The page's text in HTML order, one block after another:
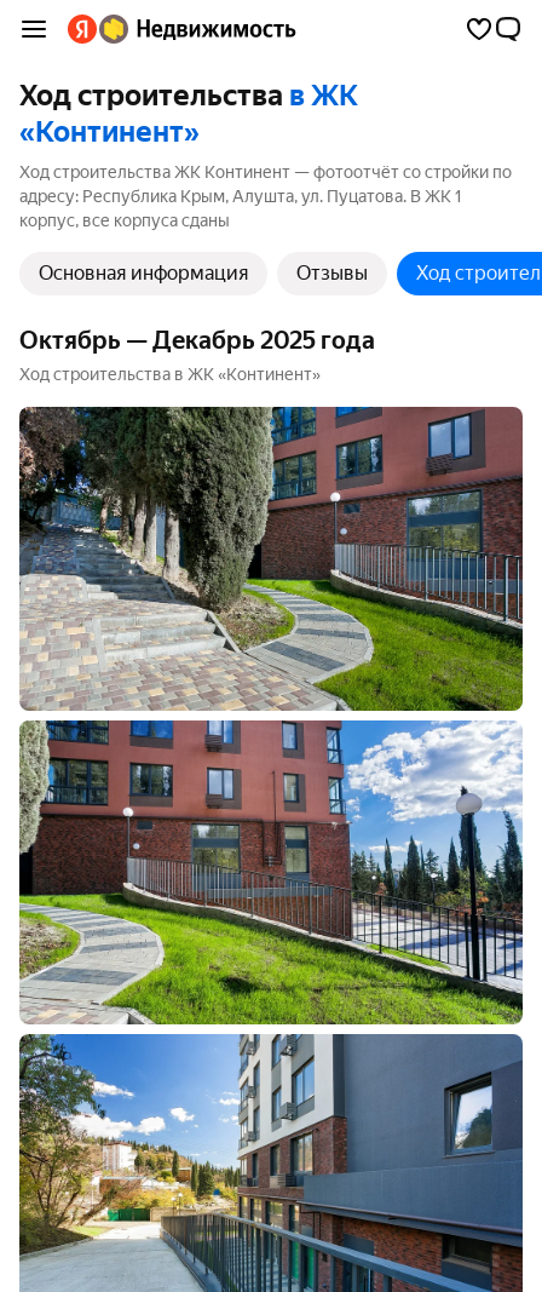
Ход строительства в ЖК
«Континент»
Ход строительства ЖК Континент — фотоотчёт со стройки по
адресу: Республика Крым, Алушта, ул. Пуцатова. В ЖК 1
корпус, все корпуса сданы
Основная информация Отзывы Ход
Октябрь — Декабрь 2025 года
Ход строительства в ЖК «Континент»